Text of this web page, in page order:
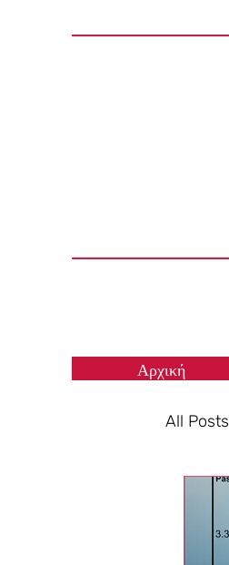
Αρχική
All Posts